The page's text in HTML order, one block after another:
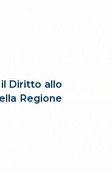
Diritto allo
Regione